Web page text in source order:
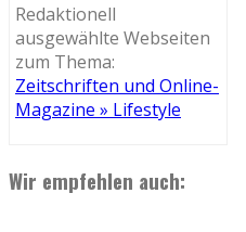
Redaktionell
ausgewählte Webseiten
zum Thema:
Zeitschriften und Online-
Magazine » Lifestyle
Wir empfehlen auch: